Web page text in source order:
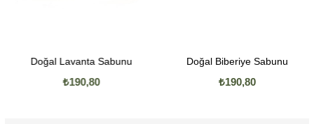
Doğal Lavanta Sabunu
₺190,80
Doğal Biberiye Sabunu
₺190,80